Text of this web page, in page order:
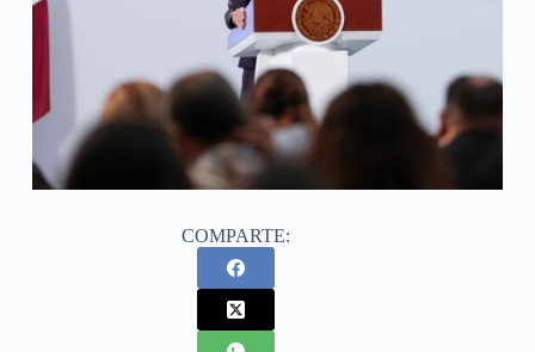
COMPARTE: